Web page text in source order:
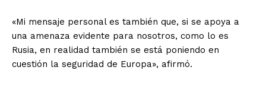
«Mi mensaje personal es también que, si se apoya a
una amenaza evidente para nosotros, como lo es
Rusia, en realidad también se está poniendo en
cuestión la seguridad de Europa», afirmó.